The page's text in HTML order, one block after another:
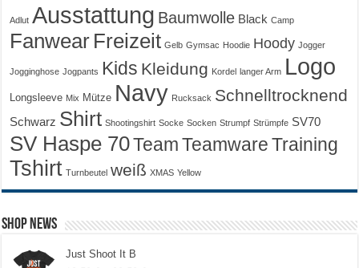
Adlut Ausstattung Baumwolle Black Camp
Fanwear Freizeit Gelb Gymsac Hoodie Hoody Jogger
Jogginghose Jogpants Kids Kleidung Kordel langer Arm Logo
Longsleeve Mix Mütze Navy Rucksack Schnelltrocknend
Schwarz Shirt Shootingshirt Socke Socken Strumpf Strümpfe SV70
SV Haspe 70Team Teamware Training
Tshirt Turnbeutel weiß XMAS Yellow
Shop News
Just Shoot It B